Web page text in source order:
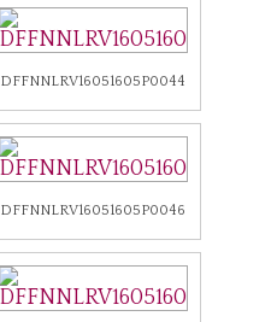
DFFNNLRV16051605P0044
DFFNNLRV16051605P0046